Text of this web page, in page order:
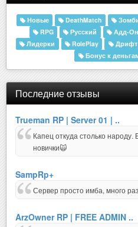
Новые DeathMatch
RPG
Русский Адд-Он
Лидерки
RolePlay Дрифт
Бонус к
Последние отзывы
Trueman RP | Server 01 | ..
Капец откуда столько народу.
новички🙀
SampRp+
Сервер просто имба, много
ArzOwner RP | FREE ADMIN ..